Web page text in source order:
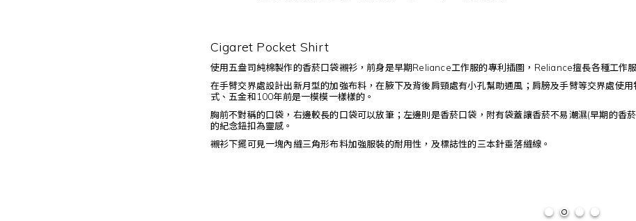
Cigaret Pocket Shirt
使用五盎司純棉製作的香菸口袋襯衫，前身是早期Reliance工作服的專利插圖，Reliance擅長各種工作
在手臂交界處設計出新月型的加強布料，在腋下及背後肩頸處有小孔幫助通風；肩膀及手臂等交界處使
式、五金和100年前是一模模一樣樣的。
胸前不對稱的口袋，右邊較長的口袋可以放筆；左邊則是香菸口袋，附有袋蓋讓香菸不易潮濕(早期的
的紀念鈕扣為靈感。
襯衫下擺可見一塊內縫三角形布料加強服裝的耐用性，及標誌性的三本針垂落縫線。